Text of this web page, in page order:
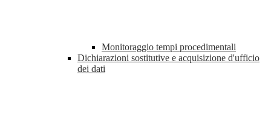
Monitoraggio tempi procedimentali
Dichiarazioni sostitutive e acquisizione d'ufficio
dei dati